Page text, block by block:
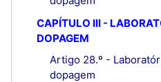
CAPÍTULO III -
DOPAGEM
Artigo 28.º -
dopagem